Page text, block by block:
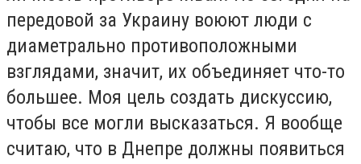
передовой за Украину воюют люди с
диаметрально противоположными
взглядами, значит, их объединяет что-то
большее. Моя цель создать дискуссию,
чтобы все могли высказаться. Я вообще
считаю, что в Днепре должны появиться